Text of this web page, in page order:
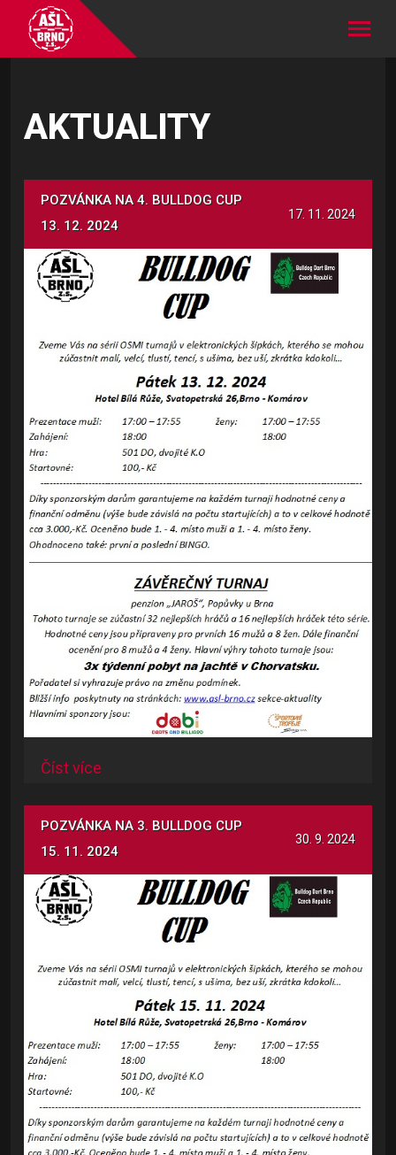
AKTUALITY
POZVÁNKA NA 4. BULLDOG CUP
13. 12. 2024
17. 11. 2024
Číst více
POZVÁNKA NA 3. BULLDOG CUP
15. 11. 2024
30. 9. 2024